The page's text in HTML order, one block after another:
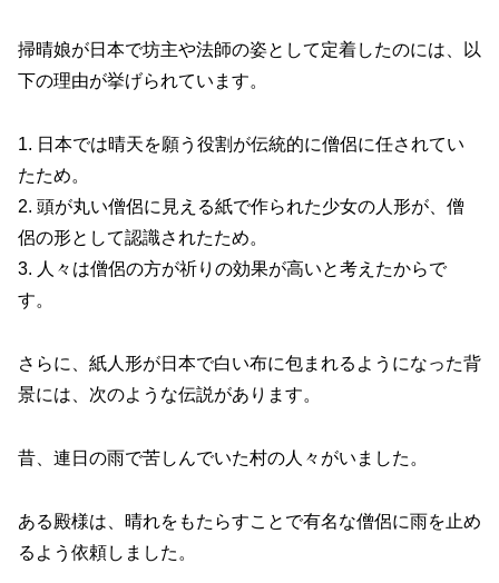
掃晴娘が日本で坊主や法師の姿として定着したのには、以
下の理由が挙げられています。
1. 日本では晴天を願う役割が伝統的に僧侶に任されてい
たため。
2. 頭が丸い僧侶に見える紙で作られた少女の人形が、僧
侶の形として認識されたため。
3. 人々は僧侶の方が祈りの効果が高いと考えたからで
す。
さらに、紙人形が日本で白い布に包まれるようになった背
景には、次のような伝説があります。
昔、連日の雨で苦しんでいた村の人々がいました。
ある殿様は、晴れをもたらすことで有名な僧侶に雨を止め
るよう依頼しました。